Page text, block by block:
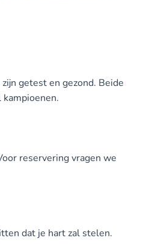
getest en gezond. Beide
reservering vragen we
dat je hart zal stelen.